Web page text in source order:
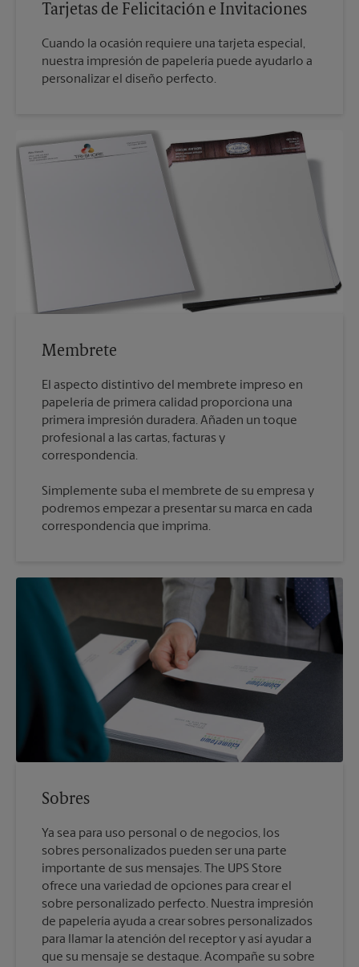
Tarjetas de Felicitación e Invitaciones
Cuando la ocasión requiere una tarjeta especial,
nuestra impresión de papelería puede ayudarlo a
personalizar el diseño perfecto.
Membrete
El aspecto distintivo del membrete impreso en
papelería de primera calidad proporciona una
primera impresión duradera. Añaden un toque
profesional a las cartas, facturas y
Simplemente suba el membrete de su empresa y
podremos empezar a presentar su marca en cada
correspondencia que imprima.
Sobres
Ya sea para uso personal o de negocios, los
sobres personalizados pueden ser una parte
importante de sus mensajes. The UPS Store
ofrece una variedad de opciones para crear el
sobre personalizado perfecto. Nuestra impresión
de papelería ayuda a crear sobres personalizados
para llamar la atención del receptor y así ayudar a
que su mensaje se destaque. Acompañe su sobre